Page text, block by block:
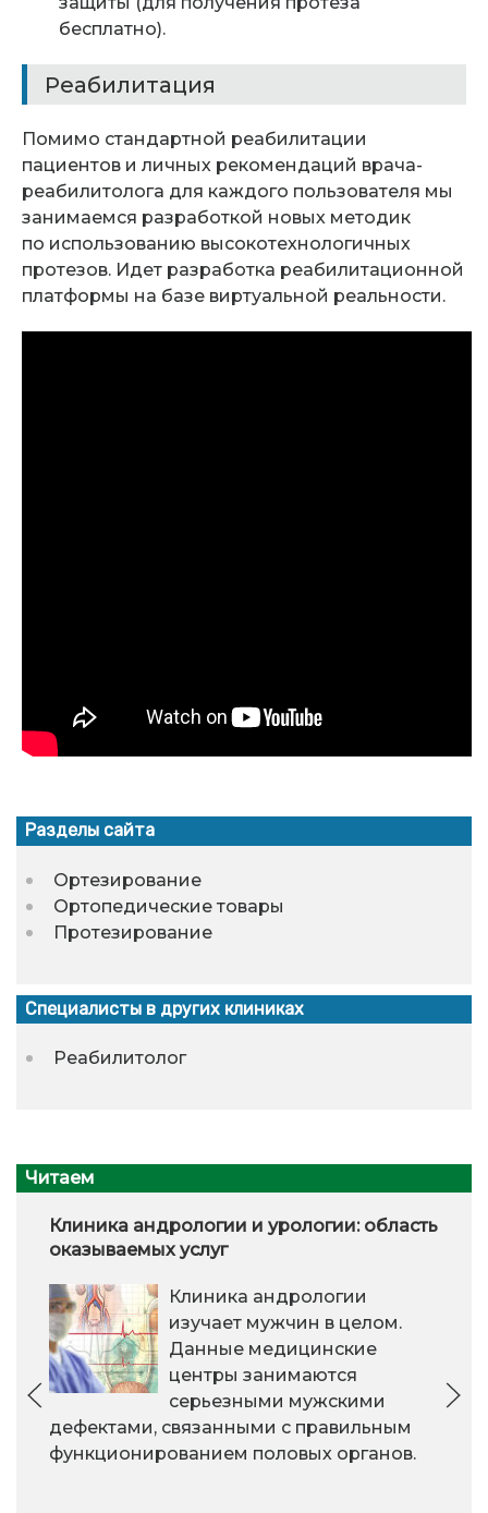
бесплатно).
Реабилитация
Помимо стандартной реабилитации
пациентов и личных рекомендаций врача-
реабилитолога для каждого пользователя мы
занимаемся разработкой новых методик
по использованию высокотехнологичных
протезов. Идет разработка реабилитационной
платформы на базе виртуальной реальности.
Разделы сайта
Ортезирование
Ортопедические товары
Протезирование
Специалисты в других клиниках
Реабилитолог
Читаем
Клиника андрологии и урологии: область
оказываемых услуг
Клиника андрологии
изучает мужчин в целом.
Данные медицинские
центры занимаются
серьезными мужскими
дефектами, связанными с правильным
функционированием половых органов.